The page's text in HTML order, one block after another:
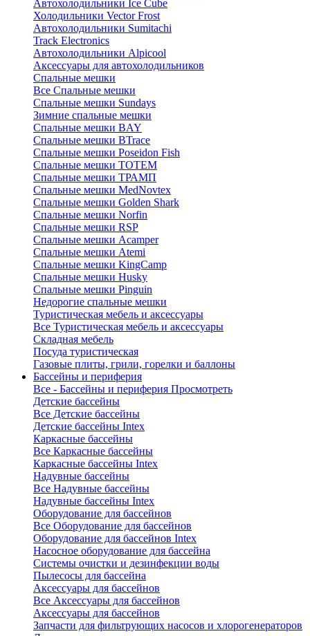
Автохолодильники Ice Cube
Холодильники Vector Frost
Автохолодильники Sumitachi
Track Electronics
Автохолодильники Alpicool
Аксессуары для автохолодильников
Спальные мешки
Все Спальные мешки
Спальные мешки Sundays
Зимние спальные мешки
Спальные мешки BAY
Спальные мешки BTrace
Спальные мешки Poseidon Fish
Спальные мешки ТОТЕМ
Спальные мешки ТРАМП
Cпальные мешки MedNovtex
Спальные мешки Golden Shark
Спальные мешки Norfin
Спальные мешки RSP
Спальные мешки Acamper
Спальные мешки Atemi
Спальные мешки KingCamp
Спальные мешки Husky
Спальные мешки Pinguin
Недорогие спальные мешки
Туристическая мебель и аксессуары
Все Туристическая мебель и аксессуары
Складная мебель
Посуда туристическая
Газовые плиты, грили, горелки и баллоны
Бассейны и периферия
Все - Бассейны и периферия Просмотреть
Детские бассейны
Все Детские бассейны
Детские бассейны Intex
Каркасные бассейны
Все Каркасные бассейны
Каркасные бассейны Intex
Надувные бассейны
Все Надувные бассейны
Надувные бассейны Intex
Оборудование для бассейнов
Все Оборудование для бассейнов
Оборудование для бассейнов Intex
Насосное оборудование для бассейна
Системы очистки и дезинфекции воды
Пылесосы для бассейна
Аксессуары для бассейнов
Все Аксессуары для бассейнов
Аксессуары для бассейнов
Запчасти для фильтрующих насосов и хлорогенераторов